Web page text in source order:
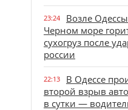
23:24
Возле
Черном море
сухогруз после
россии
22:13
В Одессе
второй взрыв
в сутки —